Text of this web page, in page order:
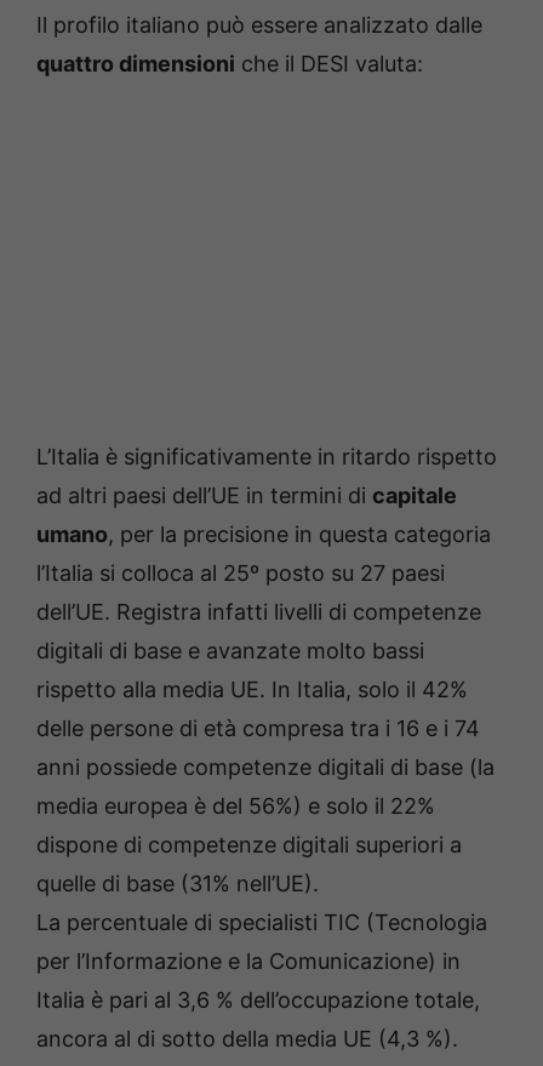
Il profilo italiano può essere analizzato dalle
quattro dimensioni che il DESI valuta:
L’Italia è significativamente in ritardo rispetto
ad altri paesi dell’UE in termini di capitale
umano, per la precisione in questa categoria
l’Italia si colloca al 25º posto su 27 paesi
dell’UE. Registra infatti livelli di competenze
digitali di base e avanzate molto bassi
rispetto alla media UE. In Italia, solo il 42%
delle persone di età compresa tra i 16 e i 74
anni possiede competenze digitali di base (la
media europea è del 56%) e solo il 22%
dispone di competenze digitali superiori a
quelle di base (31% nell’UE).
La percentuale di specialisti TIC (Tecnologia
per l’Informazione e la Comunicazione) in
Italia è pari al 3,6 % dell’occupazione totale,
ancora al di sotto della media UE (4,3 %).